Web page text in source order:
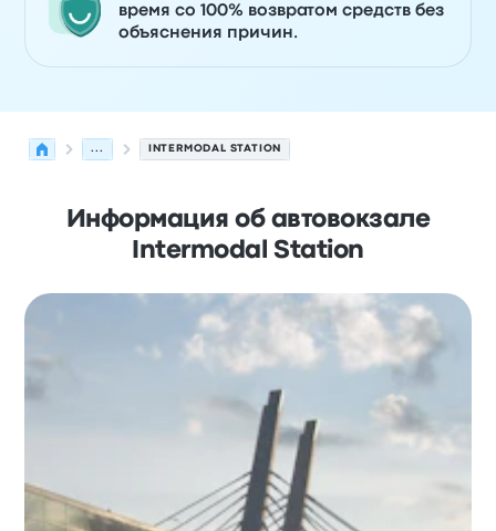
время со 100% возвратом средств без
объяснения причин.
... INTERMODAL STATION
Информация об автовокзале
Intermodal Station